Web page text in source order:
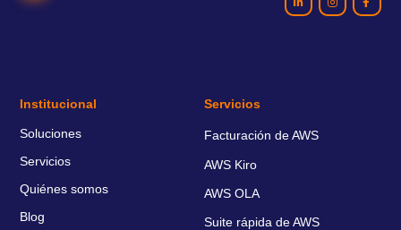
Institucional
Soluciones
Servicios
Quiénes somos
Blog
Servicios
Facturación de AWS
AWS Kiro
AWS OLA
Suite rápida de AWS